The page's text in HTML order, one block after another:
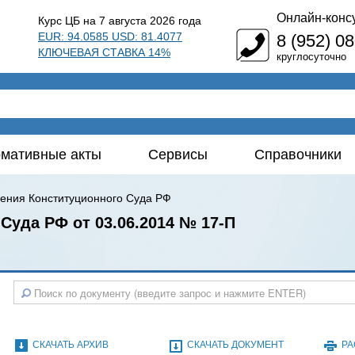
Курс ЦБ на 7 августа 2026 года
EUR: 94.0585 USD: 81.4077
КЛЮЧЕВАЯ СТАВКА 14%
Онлайн-
8 (952)
круглосуточно
акты Сервисы Справочники
Конституционного Суда РФ
РФ от 03.06.2014 № 17-П
СКАЧАТЬ АРХИВ СКАЧАТЬ ДОКУМЕНТ